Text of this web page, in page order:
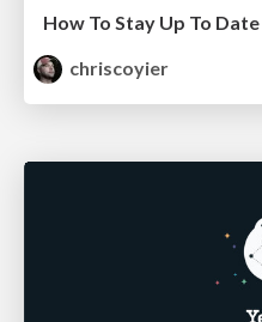
How To Stay Up To
chriscoyier